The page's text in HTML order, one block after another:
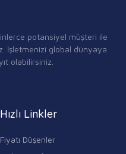
potansiyel müşteri ile
İşletmenizi global dünyaya
olabilirsiniz.
Hızlı Linkler
Fiyatı Düşenler